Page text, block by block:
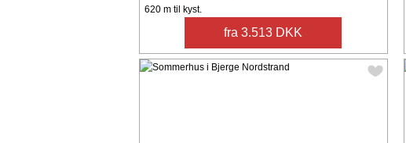
620 m til kyst.
fra 3.513 DKK